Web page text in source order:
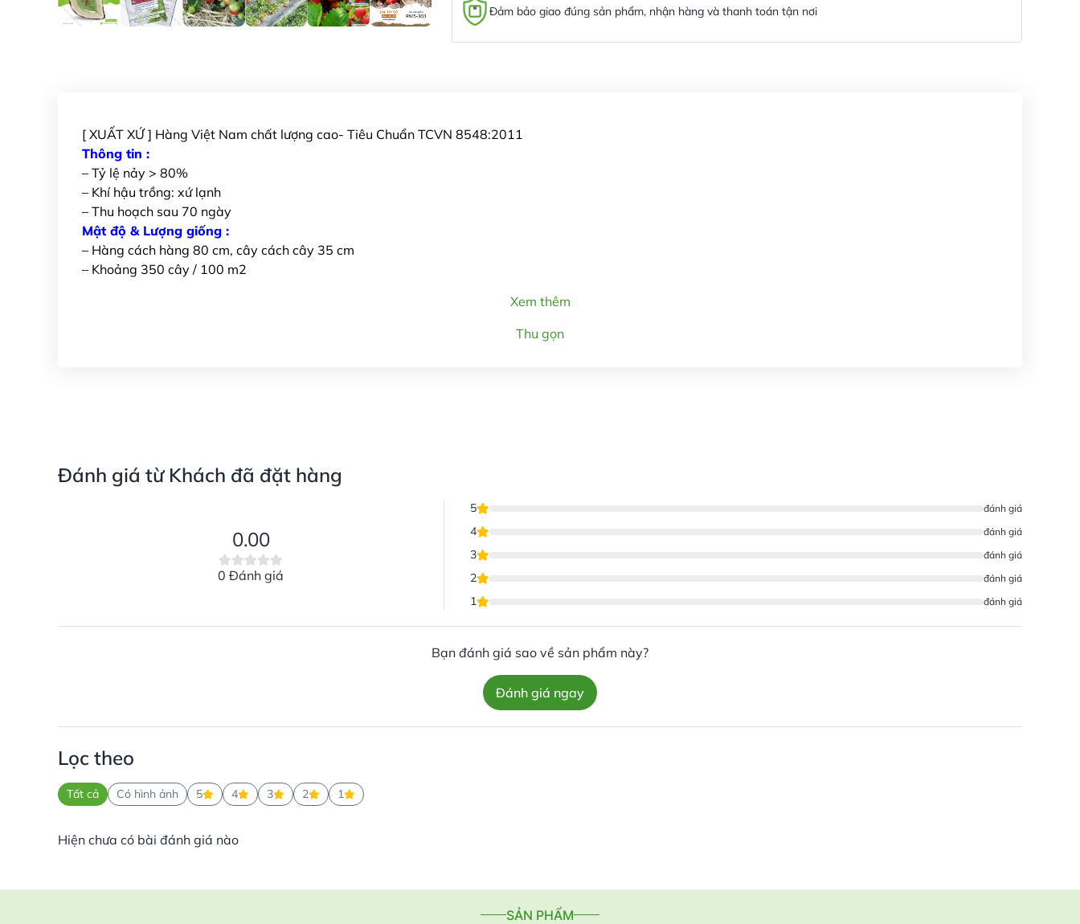
Đảm bảo giao đúng sản phẩm, nhận hàng và thanh toán tận nơi
[ XUẤT XỨ ] Hàng Việt Nam chất lượng cao- Tiêu Chuẩn TCVN 8548:2011
Thông tin :
– Tỷ lệ nảy > 80%
– Khí hậu trồng: xứ lạnh
– Thu hoạch sau 70 ngày
Mật độ & Lượng giống :
– Hàng cách hàng 80 cm, cây cách cây 35 cm
– Khoảng 350 cây / 100 m2
Xem thêm
Thu gọn
Đánh giá từ Khách đã đặt hàng
0.00
0 Đánh giá
5 đánh giá
4 đánh giá
3 đánh giá
2 đánh giá
1 đánh giá
Bạn đánh giá sao về sản phẩm này?
Đánh giá ngay
Lọc theo
Tất cả Có hình ảnh 5 4 3 2 1
Hiện chưa có bài đánh giá nào
SẢN PHẨM